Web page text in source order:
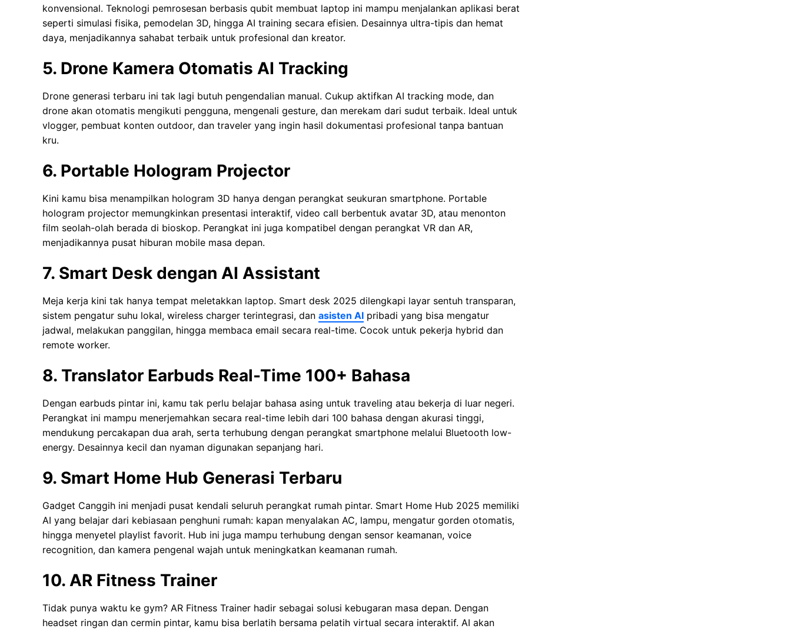
konvensional. Teknologi pemrosesan berbasis qubit membuat laptop ini mampu menjalankan aplikasi berat
seperti simulasi fisika, pemodelan 3D, hingga AI training secara efisien. Desainnya ultra-tipis dan hemat
daya, menjadikannya sahabat terbaik untuk profesional dan kreator.
5. Drone Kamera Otomatis AI Tracking
Drone generasi terbaru ini tak lagi butuh pengendalian manual. Cukup aktifkan AI tracking mode, dan
drone akan otomatis mengikuti pengguna, mengenali gesture, dan merekam dari sudut terbaik. Ideal untuk
vlogger, pembuat konten outdoor, dan traveler yang ingin hasil dokumentasi profesional tanpa bantuan
kru.
6. Portable Hologram Projector
Kini kamu bisa menampilkan hologram 3D hanya dengan perangkat seukuran smartphone. Portable
hologram projector memungkinkan presentasi interaktif, video call berbentuk avatar 3D, atau menonton
film seolah-olah berada di bioskop. Perangkat ini juga kompatibel dengan perangkat VR dan AR,
menjadikannya pusat hiburan mobile masa depan.
7. Smart Desk dengan AI Assistant
Meja kerja kini tak hanya tempat meletakkan laptop. Smart desk 2025 dilengkapi layar sentuh transparan,
sistem pengatur suhu lokal, wireless charger terintegrasi, dan asisten AI pribadi yang bisa mengatur
jadwal, melakukan panggilan, hingga membaca email secara real-time. Cocok untuk pekerja hybrid dan
remote worker.
8. Translator Earbuds Real-Time 100+ Bahasa
Dengan earbuds pintar ini, kamu tak perlu belajar bahasa asing untuk traveling atau bekerja di luar negeri.
Perangkat ini mampu menerjemahkan secara real-time lebih dari 100 bahasa dengan akurasi tinggi,
mendukung percakapan dua arah, serta terhubung dengan perangkat smartphone melalui Bluetooth low-
energy. Desainnya kecil dan nyaman digunakan sepanjang hari.
9. Smart Home Hub Generasi Terbaru
Gadget Canggih ini menjadi pusat kendali seluruh perangkat rumah pintar. Smart Home Hub 2025 memiliki
AI yang belajar dari kebiasaan penghuni rumah: kapan menyalakan AC, lampu, mengatur gorden otomatis,
hingga menyetel playlist favorit. Hub ini juga mampu terhubung dengan sensor keamanan, voice
recognition, dan kamera pengenal wajah untuk meningkatkan keamanan rumah.
10. AR Fitness Trainer
Tidak punya waktu ke gym? AR Fitness Trainer hadir sebagai solusi kebugaran masa depan. Dengan
headset ringan dan cermin pintar, kamu bisa berlatih bersama pelatih virtual secara interaktif. AI akan